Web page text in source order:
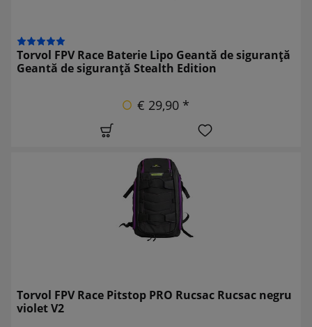
Torvol FPV Race Baterie Lipo Geantă de siguranță
Geantă de siguranță Stealth Edition
€ 29,90 *
Torvol FPV Race Pitstop PRO Rucsac Rucsac negru
violet V2